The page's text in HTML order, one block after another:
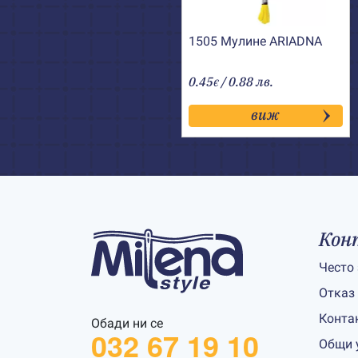
1505 Мулине АRIADNA
0.45€ / 0.88 лв.
виж
Обади ни се
032 67 19 10
Общи